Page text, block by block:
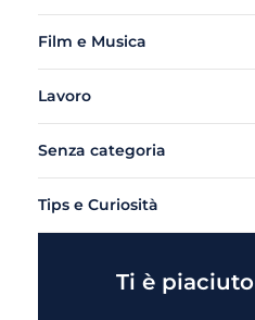
Film e Musica
Lavoro
Senza categoria
Tips e Curiosità
Ti è piaciuto